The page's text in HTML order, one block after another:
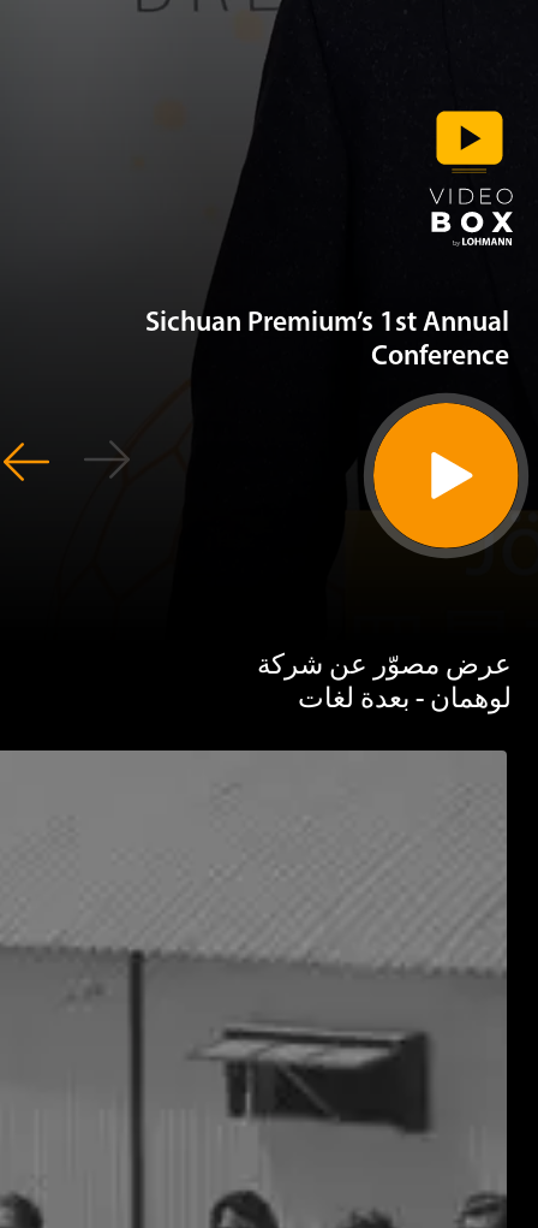
Sichuan Premium’s 1st
مصوّر عن شركة
- بعدة لغات